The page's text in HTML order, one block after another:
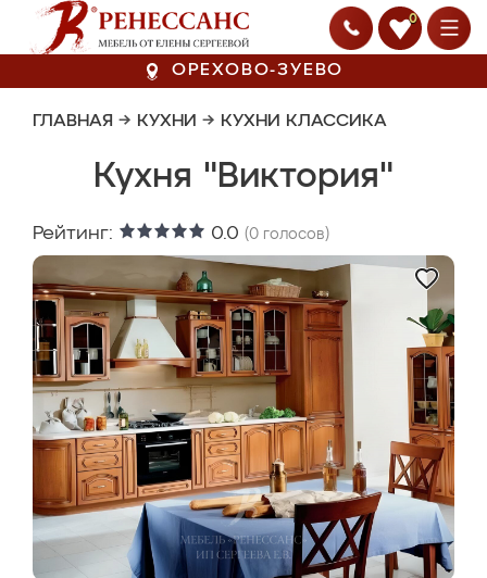
0
ОРЕХОВО-ЗУЕВО
ГЛАВНАЯ → КУХНИ → КУХНИ КЛАССИКА
Кухня "Виктория"
Рейтинг: 0.0 (0 голосов)